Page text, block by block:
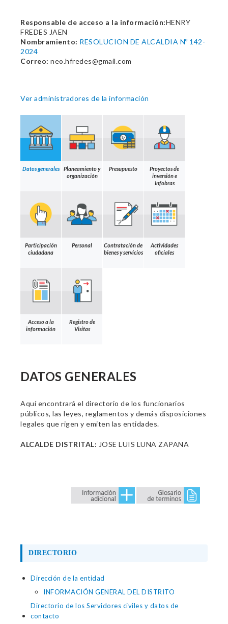
Responsable de acceso a la información:HENRY
FREDES JAEN
Nombramiento: RESOLUCION DE ALCALDIA Nº 142-
2024
Correo: neo.hfredes@gmail.com
Ver administradores de la información
Datos generales
Planeamiento y
organización
Presupuesto
Proyectos de
inversión e
Infobras
Participación
ciudadana
Personal
Contratación de
bienes y servicios
Actividades
oficiales
Acceso a la
información
Registro de
Visitas
DATOS GENERALES
Aquí encontrará el directorio de los funcionarios
públicos, las leyes, reglamentos y demás disposiciones
legales que rigen y emiten las entidades.
ALCALDE DISTRITAL: JOSE LUIS LUNA ZAPANA
DIRECTORIO
Dirección de la entidad
INFORMACIÓN GENERAL DEL DISTRITO
Directorio de los Servidores civiles y datos de
contacto